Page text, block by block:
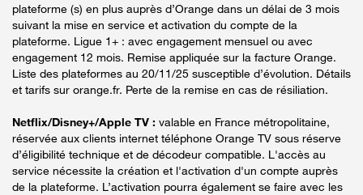
plateforme (s) en plus auprès d’Orange dans un délai de 3 mois
suivant la mise en service et activation du compte de la
plateforme. Ligue 1+ : avec engagement mensuel ou avec
engagement 12 mois. Remise appliquée sur la facture Orange.
Liste des plateformes au 20/11/25 susceptible d’évolution. Détails
et tarifs sur orange.fr. Perte de la remise en cas de résiliation.
Netflix/Disney+/Apple TV : valable en France métropolitaine,
réservée aux clients internet téléphone Orange TV sous réserve
d’éligibilité technique et de décodeur compatible. L'accès au
service nécessite la création et l'activation d'un compte auprès
de la plateforme. L’activation pourra également se faire avec les